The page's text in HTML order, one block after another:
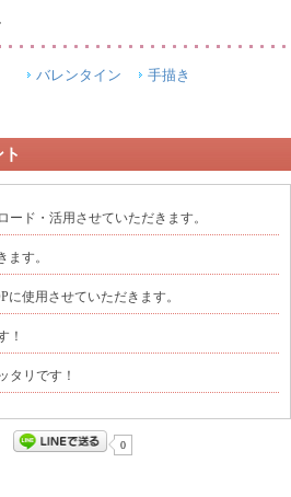
バレンタイン
手描き
ド・活用させていただきます。
ます。
使用させていただきます。
！
タリです！
0